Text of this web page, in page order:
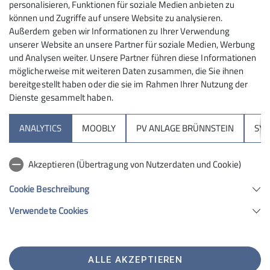
und dem Andrang am Wochenende
entgehen. Auf leichen bis mittelschweren
Bergwanderungen pflegen wir unsere
sozialen Kontakt und erhalten unsere
Fitness.
Die Touren für Gmiatliche werden in einer
ruhigen und gemütlichen Art und Weise
durchgeführt. Oft gibt es unterwegs
etwas besonders Schönes zu sehen oder
eine wunderbare Aussicht. Auch eine
gemütliche Einkehr ist normalerweise
vorgesehen.
Sektion
Hochrieshütte
Sektion Rosenheim des Deutschen Alpenvereins e.V.
Telefon +4980312716030
personalisieren, Funktionen für soziale Medien anbieten zu
können und Zugriffe auf unsere Website zu analysieren.
Außerdem geben wir Informationen zu Ihrer Verwendung
unserer Website an unsere Partner für soziale Medien, Werbung
und Analysen weiter. Unsere Partner führen diese Informationen
möglicherweise mit weiteren Daten zusammen, die Sie ihnen
bereitgestellt haben oder die sie im Rahmen Ihrer Nutzung der
Dienste gesammelt haben.
ANALYTICS MOOBLY PV ANLAGE BRÜNNSTEIN
Akzeptieren (Übertragung von Nutzerdaten und Cookie)
Cookie Beschreibung
Verwendete Cookies
ALLE AKZEPTIEREN